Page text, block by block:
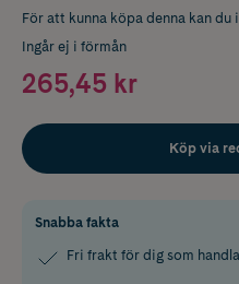
För att kunna köpa denna kan
Ingår ej i förmån
265,45 kr
Köp via
Snabba fakta
Fri frakt för dig som